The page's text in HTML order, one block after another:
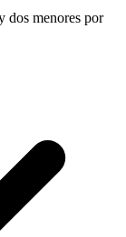
dos menores por